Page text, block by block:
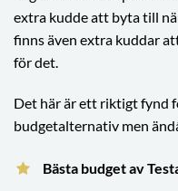
extra kudde att byta till
finns även extra kuddar
för det.
Det här är ett riktigt fynd
budgetalternativ men
Bästa budget av